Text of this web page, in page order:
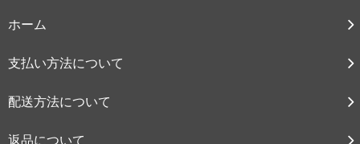
ホーム
支払い方法について
配送方法について
返品について